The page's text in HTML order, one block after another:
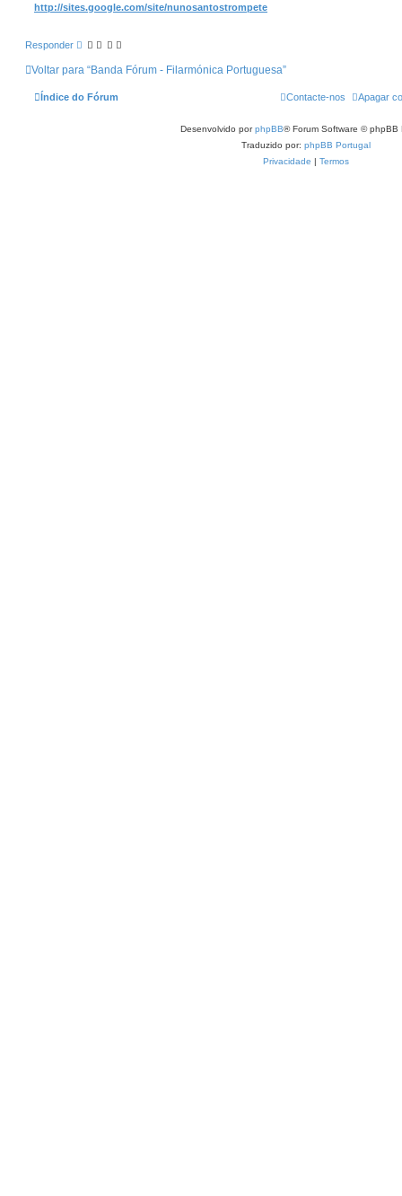
http://sites.google.com/site/nunosantostrompete
Responder
Voltar para “Banda Fórum - Filarmónica Portuguesa”
Índice do Fórum Apagar
Contacte-nos
Desenvolvido porphpBB® Forum Software © phpBB
Traduzido por: phpBB Portugal
Privacidade | Termos